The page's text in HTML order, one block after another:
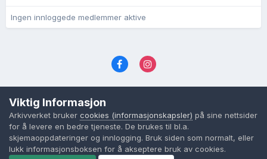
Ingen innloggede medlemmer aktive
Cookies (informasjonskapsler)
Powered by Invision Community
Viktig Informasjon
Arkivverket bruker cookies (informasjonskapsler) på sine nettsider
for å levere en bedre tjeneste. De brukes til bl.a.
skjemaoppdateringer og innlogging. Bruk siden som normalt, eller
lukk informasjonsboksen for å akseptere bruk av cookies.